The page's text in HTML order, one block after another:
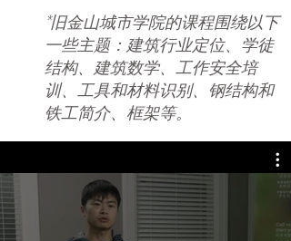
*旧金山城市学院的课程围绕以下
一些主题：建筑行业定位、学徒
结构、建筑数学、工作安全培
训、工具和材料识别、钢结构和
铁工简介、框架等。